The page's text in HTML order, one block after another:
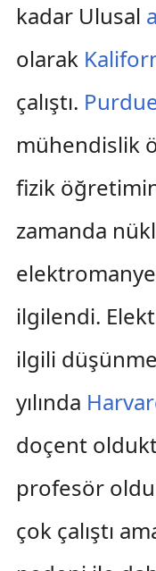
kadar Ulusal
olarak
çalıştı.
mühendislik
fizik
zamanda
ilgilendi.
ilgili
yılında
doçent
profesör
çok çalıştı